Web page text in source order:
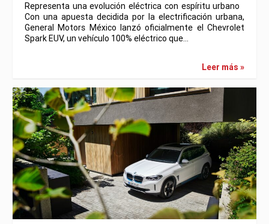
Representa una evolución eléctrica con espíritu urbano
Con una apuesta decidida por la electrificación urbana,
General Motors México lanzó oficialmente el Chevrolet
Spark EUV, un vehículo 100% eléctrico que…
Leer más »